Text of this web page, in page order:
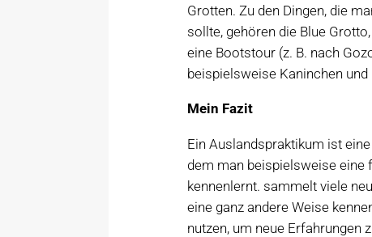
Grotten. Zu den Dingen, die
sollte, gehören die Blue
eine Bootstour (z. B. nach
beispielsweise Kaninchen und
Mein Fazit
Ein Auslandspraktikum ist
dem man beispielsweise eine
kennenlernt. sammelt viele
eine ganz andere Weise
nutzen, um neue Erfahrungen